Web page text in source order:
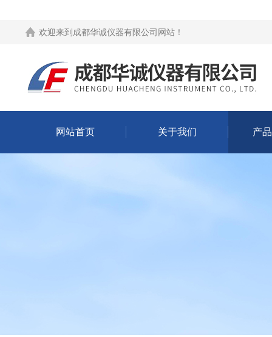
欢迎来到 成都华诚仪器有限公司网站 ！
网站首页 关于我们 产